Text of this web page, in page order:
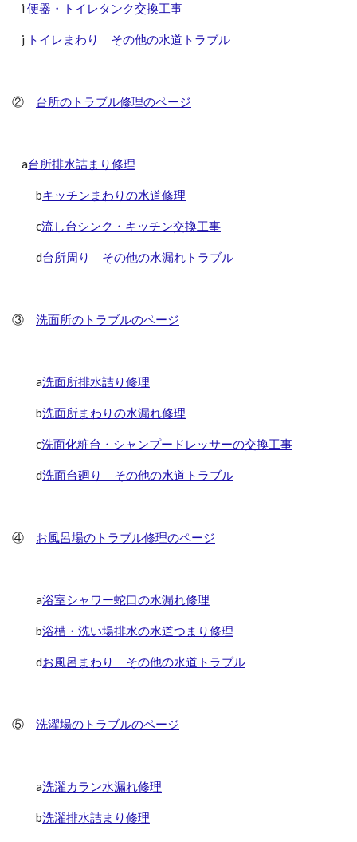
i 便器・トイレタンク交換工事
j トイレまわり その他の水道トラブル
② 台所のトラブル修理のページ
a台所排水詰まり修理
bキッチンまわりの水道修理
c流し台シンク・キッチン交換工事
d台所周り その他の水漏れトラブル
③ 洗面所のトラブルのページ
a洗面所排水詰り修理
b洗面所まわりの水漏れ修理
c洗面化粧台・シャンプードレッサーの交換工事
d洗面台廻り その他の水道トラブル
④ お風呂場のトラブル修理のページ
a浴室シャワー蛇口の水漏れ修理
b浴槽・洗い場排水の水道つまり修理
dお風呂まわり その他の水道トラブル
⑤ 洗濯場のトラブルのページ
a洗濯カラン水漏れ修理
b洗濯排水詰まり修理